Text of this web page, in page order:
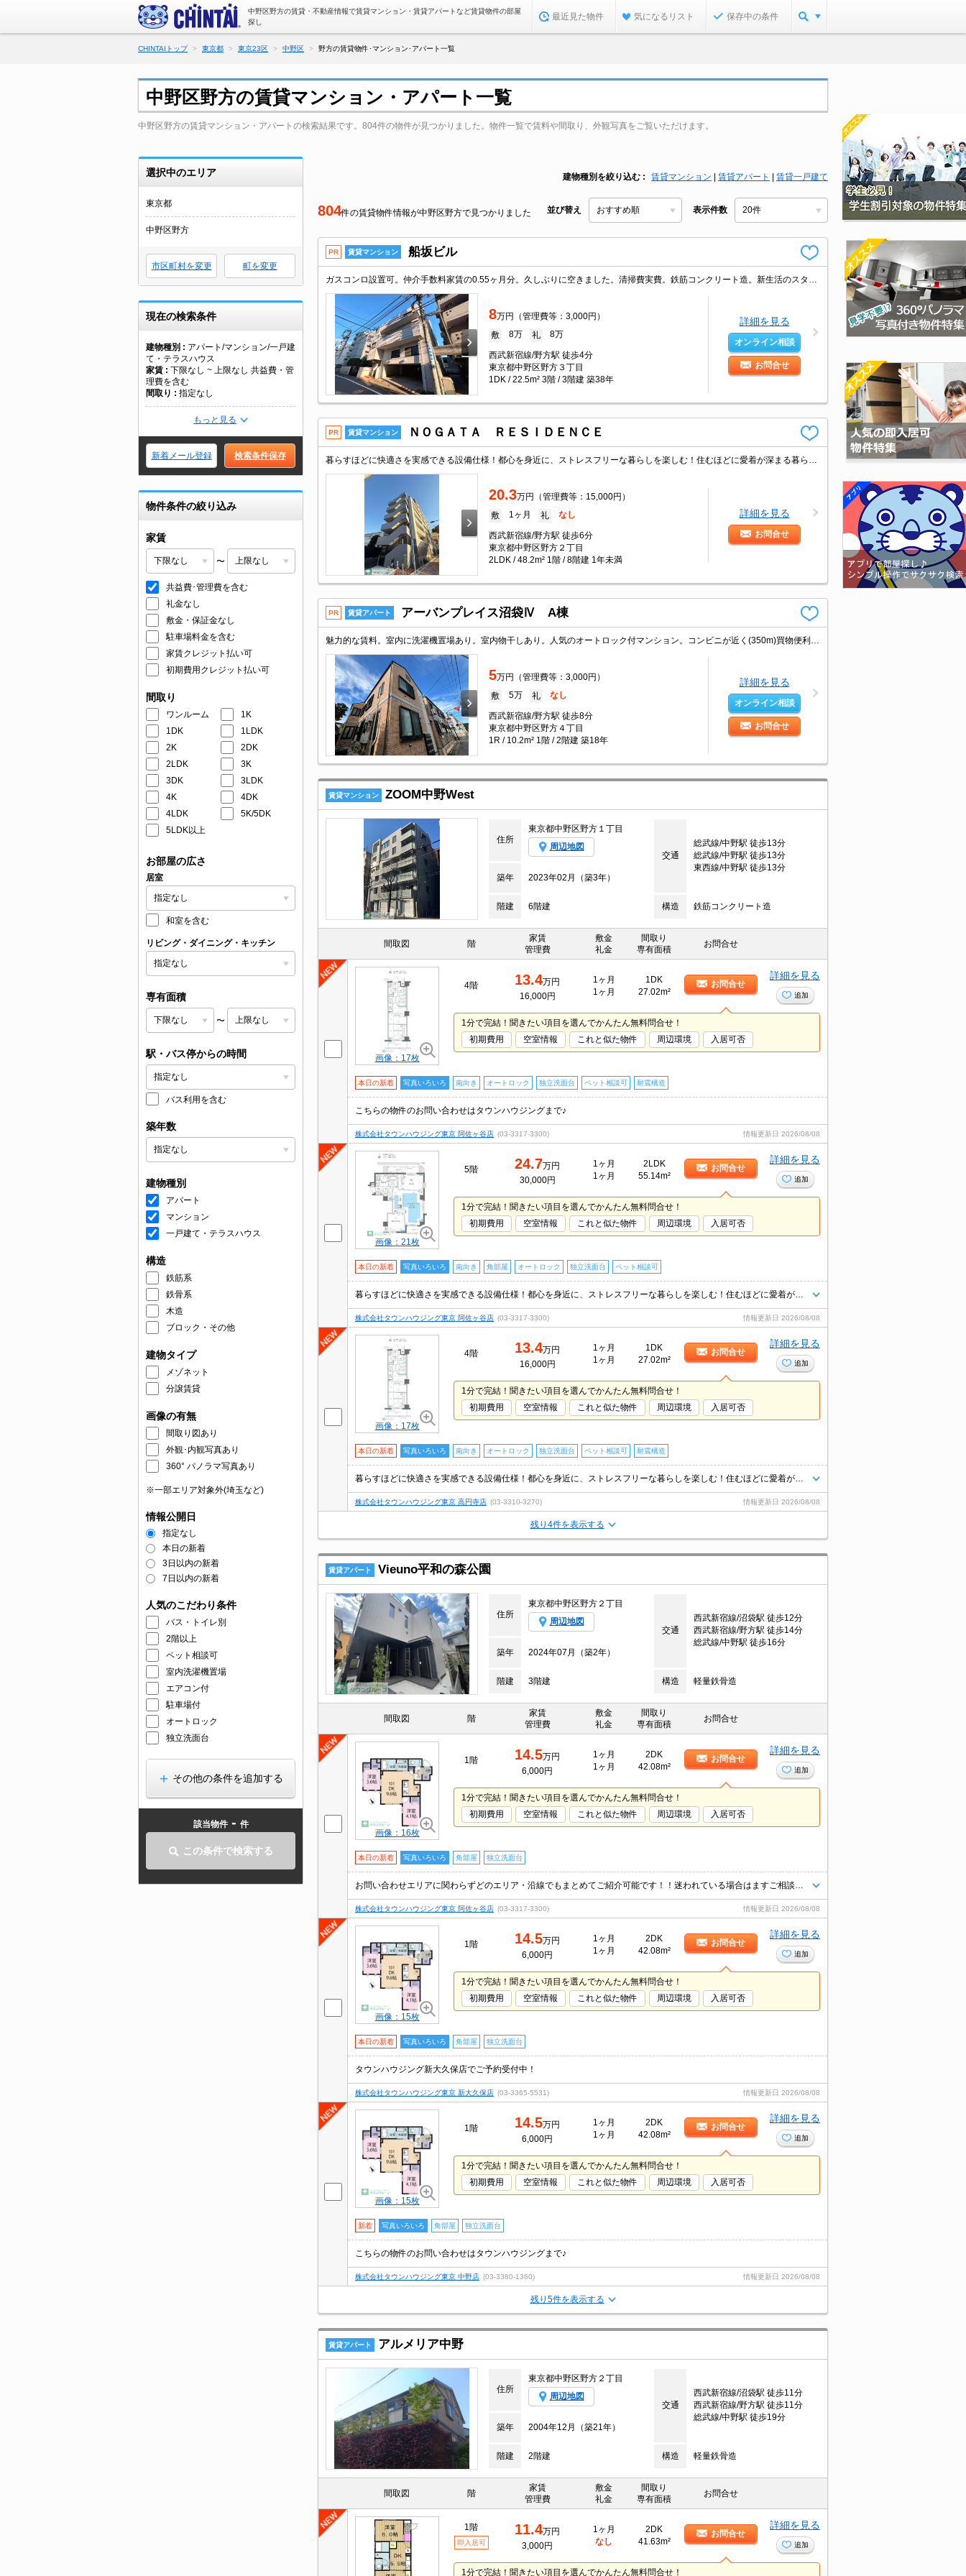
中野区野方の賃貸・不動産情報で賃貸マンション・賃貸アパートなど賃貸物件の部屋
探し
最近見た物件 気になるリスト 保存中の条件
CHINTAIトップ 東京都 東京23区 中野区 野方の賃貸物件･マンション･アパート一覧
中野区野方の賃貸マンション・アパート一覧
中野区野方の賃貸マンション・アパートの検索結果です。804件の物件が見つかりました。物件一覧で賃料や間取り、外観写真をご覧いただけます。
選択中のエリア
東京都
中野区野方
市区町村を変更 町を変更
現在の検索条件
建物種別
アパート/マンション/一戸建
て・テラスハウス
家賃
下限なし ~ 上限なし 共益費・管
理費を含む
間取り
指定なし
もっと見る
新着メール登録 検索条件保存
物件条件の絞り込み
家賃
〜
共益費･管理費を含む
礼金なし
敷金・保証金なし
駐車場料金を含む
家賃クレジット払い可
初期費用クレジット払い可
間取り
ワンルーム
1K
1DK
1LDK
2K
2DK
2LDK
3K
3DK
3LDK
4K
4DK
4LDK
5K/5DK
5LDK以上
お部屋の広さ
居室
和室を含む
リビング・ダイニング・キッチン
専有面積
〜
駅・バス停からの時間
バス利用を含む
築年数
建物種別
アパート
マンション
一戸建て・テラスハウス
構造
鉄筋系
鉄骨系
木造
ブロック・その他
建物タイプ
メゾネット
分譲賃貸
画像の有無
間取り図あり
外観･内観写真あり
360° パノラマ写真あり
※一部エリア対象外(埼玉など)
情報公開日
指定なし
本日の新着
3日以内の新着
7日以内の新着
人気のこだわり条件
バス・トイレ別
2階以上
ペット相談可
室内洗濯機置場
エアコン付
駐車場付
オートロック
独立洗面台
その他の条件を追加する
該当物件 - 件
この条件で検索する
建物種別を絞り込む 賃貸マンション 賃貸アパート 賃貸一戸建て
804件の賃貸物件情報が中野区野方で見つかりました 並び替え 表示件数
PR 賃貸マンション 船坂ビル
8万円（管理費等：3,000円）
敷 8万 礼 8万
西武新宿線/野方駅 徒歩4分
東京都中野区野方３丁目
1DK / 22.5m² 3階 / 3階建 築38年
詳細を見る
オンライン相談
お問合せ
PR 賃貸マンション ＮＯＧＡＴＡ ＲＥＳＩＤＥＮＣＥ
20.3万円（管理費等：15,000円）
敷 1ヶ月 礼 なし
西武新宿線/野方駅 徒歩6分
東京都中野区野方２丁目
2LDK / 48.2m² 1階 / 8階建 1年未満
詳細を見る
お問合せ
PR 賃貸アパート アーバンプレイス沼袋Ⅳ A棟
5万円（管理費等：3,000円）
敷 5万 礼 なし
西武新宿線/野方駅 徒歩8分
東京都中野区野方４丁目
1R / 10.2m² 1階 / 2階建 築18年
詳細を見る
オンライン相談
お問合せ
賃貸マンション ZOOM中野West
住所
東京都中野区野方１丁目
周辺地図
交通
総武線/中野駅 徒歩13分
総武線/中野駅 徒歩13分
東西線/中野駅 徒歩13分
築年
2023年02月（築3年）
階建 6階建 構造 鉄筋コンクリート造
間取図 階
家賃
管理費
敷金
礼金
間取り
専有面積
お問合せ
画像：17枚
4階 13.4万円
16,000円
1ヶ月
1ヶ月
1DK
27.02m²
お問合せ
詳細を見る
追加
1分で完結！聞きたい項目を選んでかんたん無料問合せ！
初期費用
空室情報 これと似た物件 周辺環境 入居可否
本日の新着 写真いろいろ 南向き オートロック 独立洗面台 ペット相談可 耐震構造
こちらの物件のお問い合わせはタウンハウジングまで♪
株式会社タウンハウジング東京 阿佐ヶ谷店 (03-3317-3300) 情報更新日 2026/08/08
画像：21枚
5階 24.7万円
30,000円
1ヶ月
1ヶ月
2LDK
55.14m²
お問合せ
詳細を見る
追加
1分で完結！聞きたい項目を選んでかんたん無料問合せ！
初期費用
空室情報 これと似た物件 周辺環境 入居可否
本日の新着 写真いろいろ 南向き 角部屋 オートロック 独立洗面台 ペット相談可
株式会社タウンハウジング東京 阿佐ヶ谷店 (03-3317-3300) 情報更新日 2026/08/08
画像：17枚
4階 13.4万円
16,000円
1ヶ月
1ヶ月
1DK
27.02m²
お問合せ
詳細を見る
追加
1分で完結！聞きたい項目を選んでかんたん無料問合せ！
初期費用
空室情報 これと似た物件 周辺環境 入居可否
本日の新着 写真いろいろ 南向き オートロック 独立洗面台 ペット相談可 耐震構造
株式会社タウンハウジング東京 高円寺店 (03-3310-3270) 情報更新日 2026/08/08
残り4件を表示する
賃貸アパート Vieuno平和の森公園
住所
東京都中野区野方２丁目
周辺地図
交通
西武新宿線/沼袋駅 徒歩12分
西武新宿線/野方駅 徒歩14分
総武線/中野駅 徒歩16分
築年
2024年07月（築2年）
階建 3階建 構造 軽量鉄骨造
間取図 階
家賃
管理費
敷金
礼金
間取り
専有面積
お問合せ
画像：16枚
1階 14.5万円
6,000円
1ヶ月
1ヶ月
2DK
42.08m²
お問合せ
詳細を見る
追加
1分で完結！聞きたい項目を選んでかんたん無料問合せ！
初期費用
空室情報 これと似た物件 周辺環境 入居可否
本日の新着 写真いろいろ 角部屋 独立洗面台
株式会社タウンハウジング東京 阿佐ヶ谷店 (03-3317-3300) 情報更新日 2026/08/08
画像：15枚
1階 14.5万円
6,000円
1ヶ月
1ヶ月
2DK
42.08m²
お問合せ
詳細を見る
追加
1分で完結！聞きたい項目を選んでかんたん無料問合せ！
初期費用
空室情報 これと似た物件 周辺環境 入居可否
本日の新着 写真いろいろ 角部屋 独立洗面台
タウンハウジング新大久保店でご予約受付中！
株式会社タウンハウジング東京 新大久保店 (03-3365-5531) 情報更新日 2026/08/08
画像：15枚
1階 14.5万円
6,000円
1ヶ月
1ヶ月
2DK
42.08m²
お問合せ
詳細を見る
追加
1分で完結！聞きたい項目を選んでかんたん無料問合せ！
初期費用
空室情報 これと似た物件 周辺環境 入居可否
新着 写真いろいろ 角部屋 独立洗面台
こちらの物件のお問い合わせはタウンハウジングまで♪
株式会社タウンハウジング東京 中野店 (03-3380-1360) 情報更新日 2026/08/08
残り5件を表示する
賃貸アパート アルメリア中野
住所
東京都中野区野方２丁目
周辺地図
交通
西武新宿線/沼袋駅 徒歩11分
西武新宿線/野方駅 徒歩11分
総武線/中野駅 徒歩19分
築年
2004年12月（築21年）
階建 2階建 構造 軽量鉄骨造
間取図 階
家賃
管理費
敷金
礼金
間取り
専有面積
お問合せ
1階
即入居可
11.4万円
3,000円
1ヶ月
なし
2DK
41.63m²
お問合せ
詳細を見る
追加
1分で完結！聞きたい項目を選んでかんたん無料問合せ！